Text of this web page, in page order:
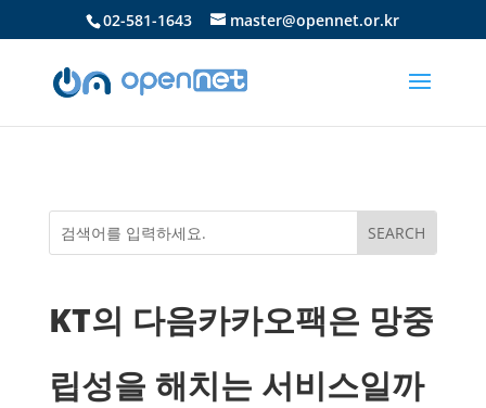
02-581-1643 master@opennet.or.kr
KT의 다음카카오팩은 망중
립성을 해치는 서비스일까